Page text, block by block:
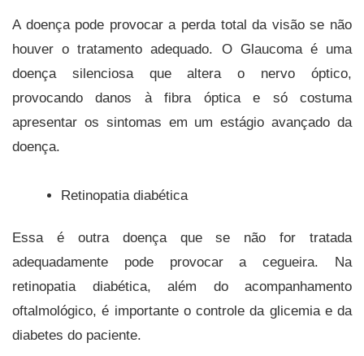
A doença pode provocar a perda total da visão se não
houver o tratamento adequado. O Glaucoma é uma
doença silenciosa que altera o nervo óptico,
provocando danos à fibra óptica e só costuma
apresentar os sintomas em um estágio avançado da
doença.
Retinopatia diabética
Essa é outra doença que se não for tratada
adequadamente pode provocar a cegueira. Na
retinopatia diabética, além do acompanhamento
oftalmológico, é importante o controle da glicemia e da
diabetes do paciente.